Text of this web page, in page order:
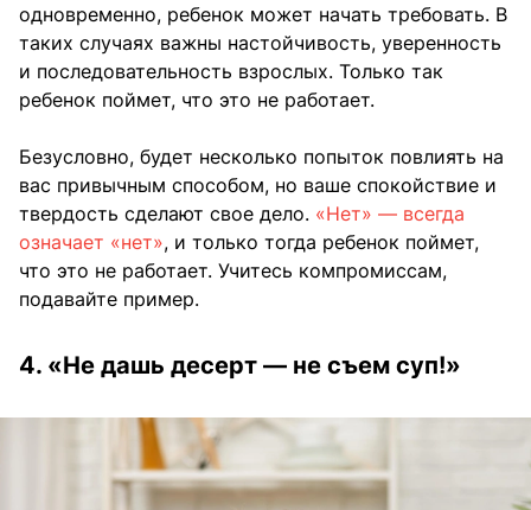
одновременно, ребенок может начать требовать. В
таких случаях важны настойчивость, уверенность
и последовательность взрослых. Только так
ребенок поймет, что это не работает.
Безусловно, будет несколько попыток повлиять на
вас привычным способом, но ваше спокойствие и
твердость сделают свое дело. «Нет» — всегда
означает «нет», и только тогда ребенок поймет,
что это не работает. Учитесь компромиссам,
подавайте пример.
4. «Не дашь десерт — не съем суп!»